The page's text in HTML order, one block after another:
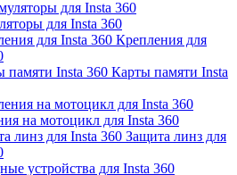
для Insta 360
Крепления для
Карты памяти Insta
на мотоцикл для Insta 360
Защита линз для